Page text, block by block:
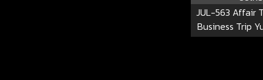
JUL-563 Affair
Business Trip
JUL-